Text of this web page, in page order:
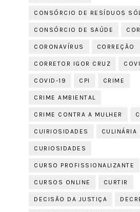
CONSÓRCIO DE RESÍDUOS
CONSÓRCIO DE SAÚDE
CORONAVÍRUS CORREÇÃO
CORRETOR IGOR CRUZ
COVID-19 CPI CRIME
CRIME AMBIENTAL
CRIME CONTRA A MULHER
CUIRIOSIDADES CULINÁRIA
CURIOSIDADES
CURSO PROFISSIONALIZANTE
CURSOS ONLINE CURTIR
DECISÃO DA JUSTIÇA